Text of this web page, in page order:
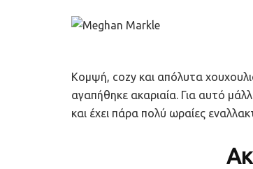
Κομψή, cozy και απόλυτα
αγαπήθηκε ακαριαία. Για αυτό
και έχει πάρα πολύ ωραίες